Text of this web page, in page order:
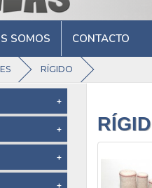
SOMOS CONTACTO
RÍGIDO
(5)
(13)